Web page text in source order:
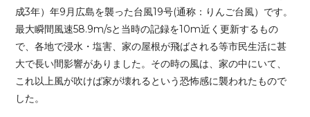
成3年）年9月広島を襲った台風19号(通称：りんご台風）です。
最大瞬間風速58.9m/sと当時の記録を10m近く更新するもの
で、各地で浸水・塩害、家の屋根が飛ばされる等市民生活に甚
大で長い間影響がありました。その時の風は、家の中にいて、
これ以上風が吹けば家が壊れるという恐怖感に襲われたもので
した。